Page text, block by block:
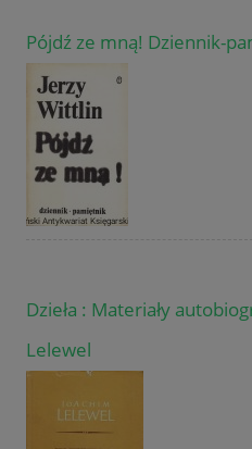
Pójdź ze mną! Dziennik-
Dzieła : Materiały
Lelewel